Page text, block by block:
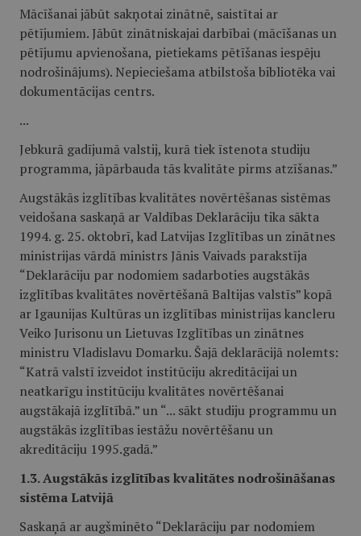
Mācīšanai jābūt sakņotai zinātnē, saistītai ar
pētījumiem. Jābūt zinātniskajai darbībai (mācīšanas un
pētījumu apvienošana, pietiekams pētīšanas iespēju
nodrošinājums). Nepieciešama atbilstoša bibliotēka vai
dokumentācijas centrs.
...
Jebkurā gadījumā valstij, kurā tiek īstenota studiju
programma, jāpārbauda tās kvalitāte pirms atzīšanas.”
Augstākās izglītības kvalitātes novērtēšanas sistēmas
veidošana saskaņā ar Valdības Deklarāciju tika sākta
1994. g. 25. oktobrī, kad Latvijas Izglītības un zinātnes
ministrijas vārdā ministrs Jānis Vaivads parakstīja
“Deklarāciju par nodomiem sadarboties augstākās
izglītības kvalitātes novērtēšanā Baltijas valstīs” kopā
ar Igaunijas Kultūras un izglītības ministrijas kancleru
Veiko Jurisonu un Lietuvas Izglītības un zinātnes
ministru Vladislavu Domarku. Šajā deklarācijā nolemts:
“Katrā valstī izveidot institūciju akreditācijai un
neatkarīgu institūciju kvalitātes novērtēšanai
augstākajā izglītībā.” un “... sākt studiju programmu un
augstākās izglītības iestāžu novērtēšanu un
akreditāciju 1995.gadā.”
1.3. Augstākās izglītības kvalitātes nodrošināšanas
sistēma Latvijā
Saskaņā ar augšminēto “Deklarāciju par nodomiem